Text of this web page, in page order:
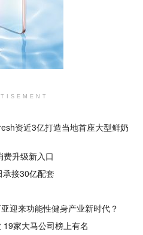
资近3亿打造当地首座大型鲜奶
升级新入口
接30亿配套
迎来功能性健身产业新时代？
家大马公司榜上有名